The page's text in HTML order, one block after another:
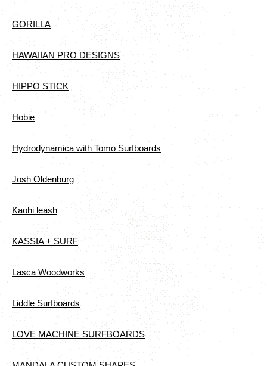
GORILLA
HAWAIIAN PRO DESIGNS
HIPPO STICK
Hobie
Hydrodynamica with Tomo Surfboards
Josh Oldenburg
Kaohi leash
KASSIA + SURF
Lasca Woodworks
Liddle Surfboards
LOVE MACHINE SURFBOARDS